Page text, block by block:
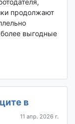
продолжают
выгодные
в
11 апр. 2026 г.